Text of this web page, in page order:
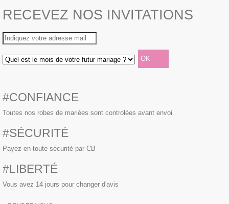
RECEVEZ NOS INVITATIONS
#CONFIANCE
Toutes nos robes de mariées sont controlées avant envoi
#SÉCURITÉ
Payez en toute sécurité par CB
#LIBERTÉ
Vous avez 14 jours pour changer d'avis